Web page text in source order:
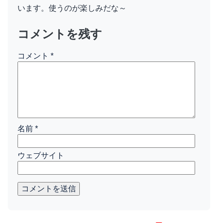
います。使うのが楽しみだな～
コメントを残す
コメント *
名前 *
ウェブサイト
コメントを送信